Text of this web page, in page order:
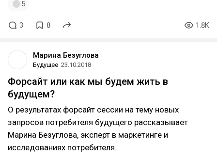
5
3 8 1.8K
Марина Безуглова
Будущее 23.10.2018
Форсайт или как мы будем жить в
будущем?
О результатах форсайт сессии на тему новых
запросов потребителя будущего рассказывает
Марина Безуглова, эксперт в маркетинге и
исследованиях потребителя.